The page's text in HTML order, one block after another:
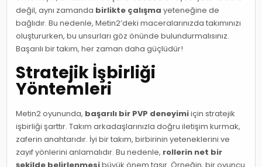
değil, aynı zamanda birlikte çalışma yeteneğine de
bağlıdır. Bu nedenle, Metin2’deki maceralarınızda takımınızı
oluştururken, bu unsurları göz önünde bulundurmalısınız.
Başarılı bir takım, her zaman daha güçlüdür!
Stratejik İşbirliği
Yöntemleri
Metin2 oyununda, başarılı bir PVP deneyimiiçin stratejik
işbirliği şarttır. Takım arkadaşlarınızla doğru iletişim kurmak,
zaferin anahtarıdır. İyi bir takım, birbirinin yeteneklerini ve
zayıf yönlerini anlamalıdır. Bu nedenle, rollerin net bir